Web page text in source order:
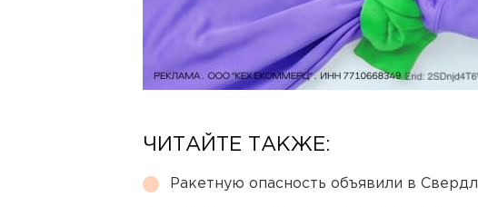
ЧИТАЙТЕ ТАКЖЕ:
Ракетную опасность объявили в